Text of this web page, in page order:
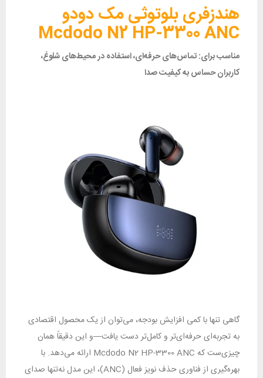
هندزفری بلوتوثی مک دودو
Mcdodo N2 HP-3300 ANC
مناسب برای: تماس‌های حرفه‌ای، استفاده در محیط‌های شلوغ،
کاربران حساس به کیفیت صدا
گاهی تنها با کمی افزایش بودجه، می‌توان از یک محصول اقتصادی
به تجربه‌ای حرفه‌ای‌تر و کامل‌تر دست یافت—و این دقیقاً همان
چیزی‌ست که Mcdodo N2 HP-3300 ANC ارائه می‌دهد. با
بهره‌گیری از فناوری حذف نویز فعال (ANC)، این مدل نه‌تنها صدای